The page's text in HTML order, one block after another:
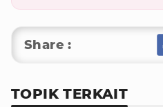
Share :
TOPIK TERKAIT